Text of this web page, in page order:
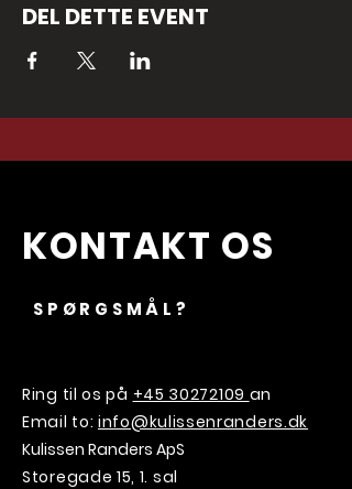
DEL DETTE EVENT
KONTAKT OS
SPØRGSMÅL?
Ring til os på +45 30272109 an
Email to: info@kulissenranders.dk
Kulissen Randers ApS
Storegade 15, 1. sal